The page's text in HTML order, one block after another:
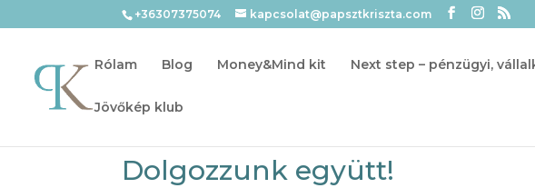
+36307375074 kapcsolat@papsztkriszta.com
Rólam Blog Money&Mind kit Next step – pénzügyi,
Jövőkép klub
Dolgozzunk együtt!